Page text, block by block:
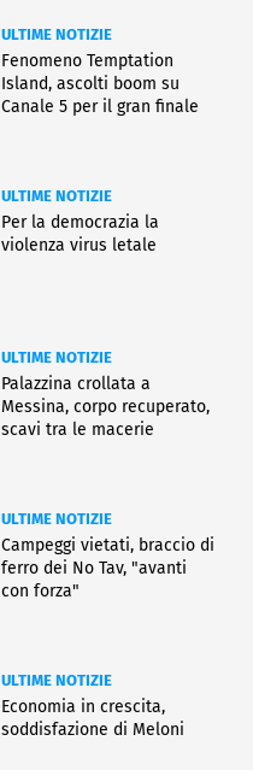
ULTIME NOTIZIE
Fenomeno Temptation
Island, ascolti boom su
Canale 5 per il gran finale
ULTIME NOTIZIE
Per la democrazia la
violenza virus letale
ULTIME NOTIZIE
Palazzina crollata a
Messina, corpo recuperato,
scavi tra le macerie
ULTIME NOTIZIE
Campeggi vietati, braccio di
ferro dei No Tav, "avanti
con forza"
ULTIME NOTIZIE
Economia in crescita,
soddisfazione di Meloni